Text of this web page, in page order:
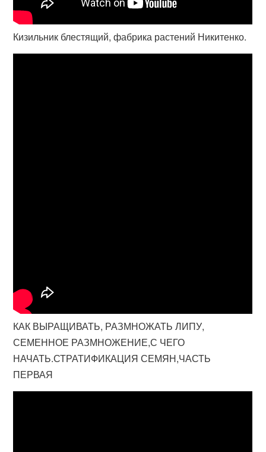
Кизильник блестящий, фабрика растений Никитенко.
КАК ВЫРАЩИВАТЬ, РАЗМНОЖАТЬ ЛИПУ,
СЕМЕННОЕ РАЗМНОЖЕНИЕ,С ЧЕГО
НАЧАТЬ.СТРАТИФИКАЦИЯ СЕМЯН,ЧАСТЬ
ПЕРВАЯ